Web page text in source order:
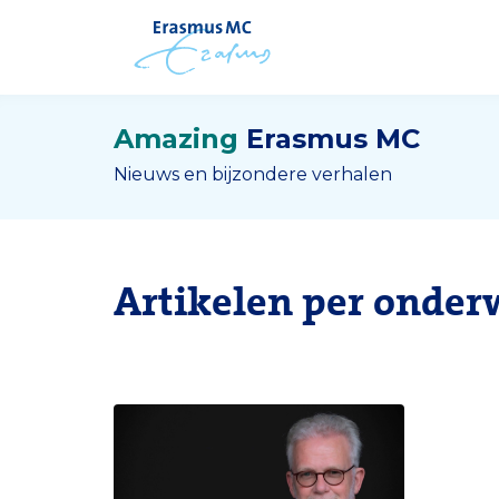
Amazing Erasmus MC
Nieuws en bijzondere verhalen
Artikelen per